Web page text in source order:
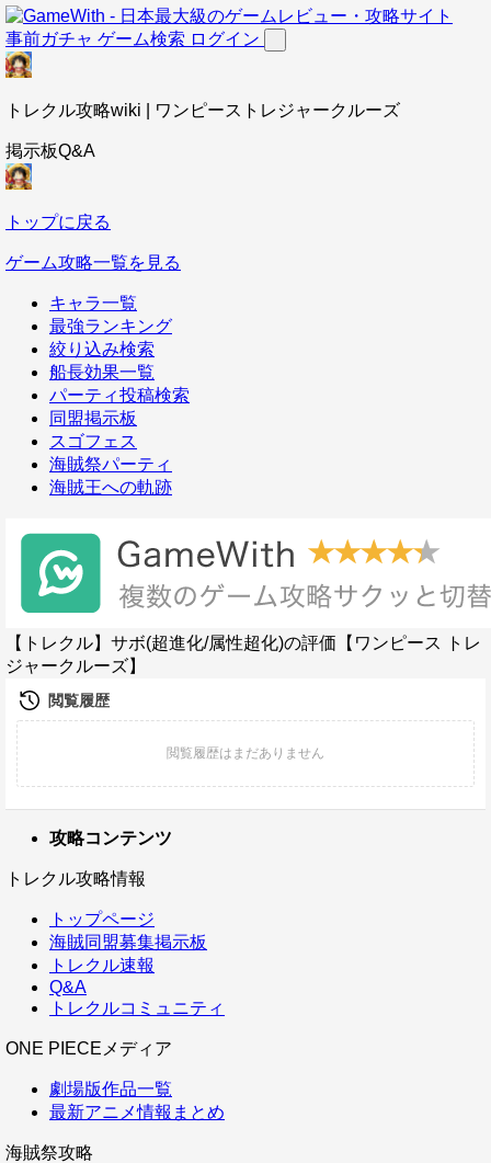
事前ガチャ ゲーム検索 ログイン
トレクル攻略wiki | ワンピーストレジャークルーズ
掲示板Q&A
トップに戻る
ゲーム攻略一覧を見る
キャラ一覧
最強ランキング
絞り込み検索
船長効果一覧
パーティ投稿検索
同盟掲示板
スゴフェス
海賊祭パーティ
海賊王への軌跡
【トレクル】サボ(超進化/属性超化)の評価【ワンピース トレ
ジャークルーズ】
攻略コンテンツ
トレクル攻略情報
トップページ
海賊同盟募集掲示板
トレクル速報
Q&A
トレクルコミュニティ
ONE PIECEメディア
劇場版作品一覧
最新アニメ情報まとめ
海賊祭攻略